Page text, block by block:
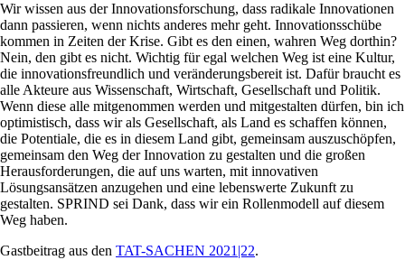
Wir wissen aus der Innovationsforschung, dass radikale Innovationen
dann passieren, wenn nichts anderes mehr geht. Innovationsschübe
kommen in Zeiten der Krise. Gibt es den einen, wahren Weg dorthin?
Nein, den gibt es nicht. Wichtig für egal welchen Weg ist eine Kultur,
die innovationsfreundlich und veränderungsbereit ist. Dafür braucht es
alle Akteure aus Wissenschaft, Wirtschaft, Gesellschaft und Politik.
Wenn diese alle mitgenommen werden und mitgestalten dürfen, bin ich
optimistisch, dass wir als Gesellschaft, als Land es schaffen können,
die Potentiale, die es in diesem Land gibt, gemeinsam auszuschöpfen,
gemeinsam den Weg der Innovation zu gestalten und die großen
Herausforderungen, die auf uns warten, mit innovativen
Lösungsansätzen anzugehen und eine lebenswerte Zukunft zu
gestalten. SPRIND sei Dank, dass wir ein Rollenmodell auf diesem
Weg haben.
Gastbeitrag aus den TAT-SACHEN 2021|22.